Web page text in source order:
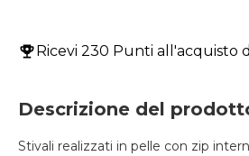
Ricevi 230 Punti all'acquisto
Descrizione del
Stivali realizzati in pelle con zip